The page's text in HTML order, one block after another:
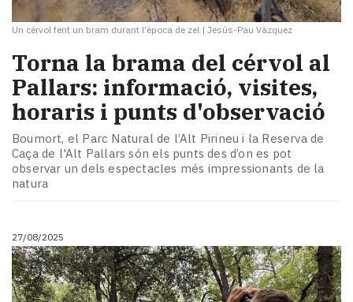
Un cérvol fent un bram durant l'època de zel | Jesús-Pau Vàzquez
Torna la brama del cérvol al
Pallars: informació, visites,
horaris i punts d'observació
Boumort, el Parc Natural de l’Alt Pirineu i la Reserva de
Caça de l'Alt Pallars són els punts des d’on es pot
observar un dels espectacles més impressionants de la
natura
27/08/2025